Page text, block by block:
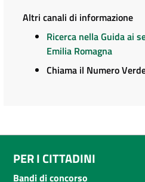
Altri canali di informazione
Ricerca nella Guida ai
Emilia Romagna
Chiama il Numero
PER I CITTADINI
Bandi di concorso